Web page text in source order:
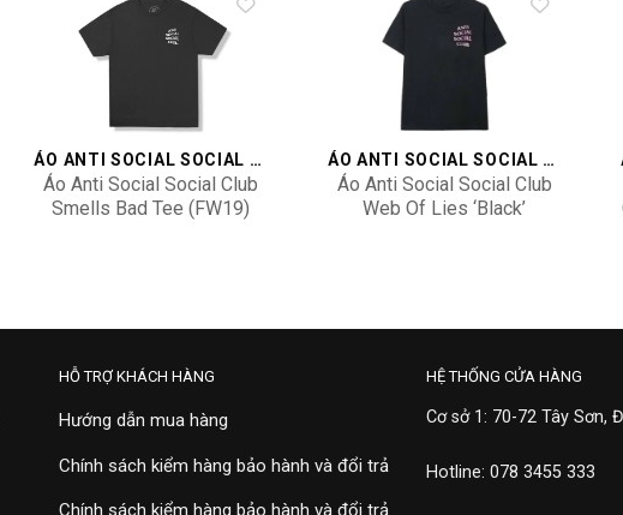
ÁO ANTI SOCIAL SOCIAL CLUB
Áo Anti Social Social Club
Smells Bad Tee (FW19)
ÁO ANTI SOCIAL SOCIAL CLUB
Áo Anti Social Social Club
Web Of Lies ‘Black’
HỖ TRỢ KHÁCH HÀNG
Hướng dẫn mua hàng
Chính sách kiểm hàng bảo hành và đổi trả
HỆ THỐNG CỬA HÀNG
Cơ sở 1: 70-72 Tây Sơn,
Hotline: 078 3455 333